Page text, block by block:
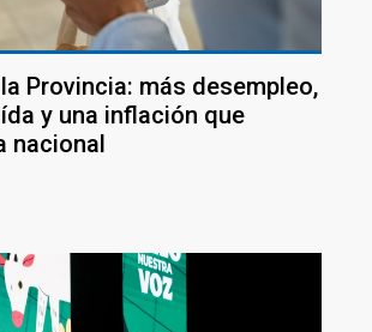
Provincia: más desempleo,
y una inflación que
nacional